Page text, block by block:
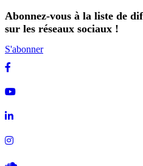
Abonnez-vous à la liste de
sur les réseaux sociaux !
S'abonner